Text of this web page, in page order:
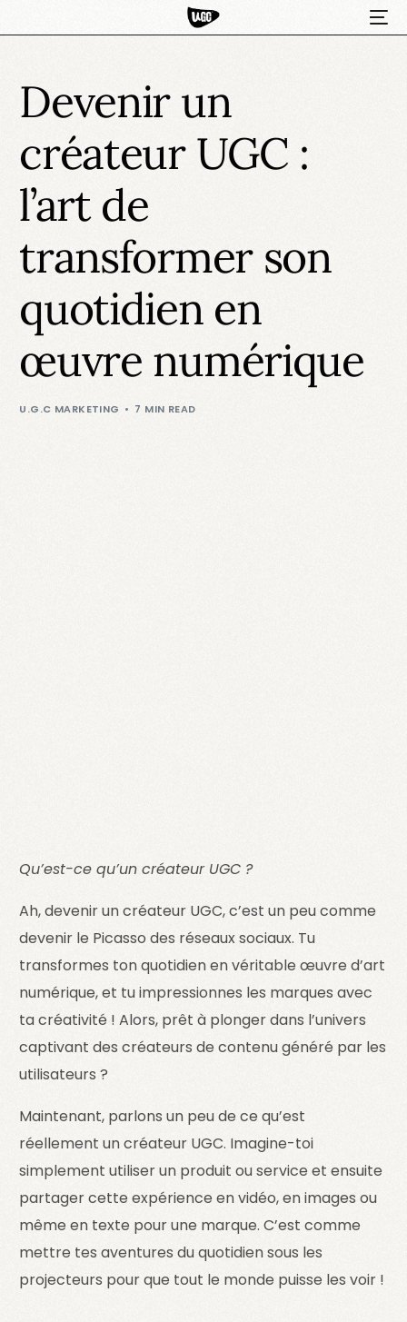
Devenir un
créateur UGC :
l’art de
transformer son
quotidien en
œuvre numérique
U.G.C MARKETING 7 MIN READ
Qu’est-ce qu’un créateur UGC ?
Ah, devenir un créateur UGC, c’est un peu comme
devenir le Picasso des réseaux sociaux. Tu
transformes ton quotidien en véritable œuvre d’art
numérique, et tu impressionnes les marques avec
ta créativité ! Alors, prêt à plonger dans l’univers
captivant des créateurs de contenu généré par les
utilisateurs ?
Maintenant, parlons un peu de ce qu’est
réellement un créateur UGC. Imagine-toi
simplement utiliser un produit ou service et ensuite
partager cette expérience en vidéo, en images ou
même en texte pour une marque. C’est comme
mettre tes aventures du quotidien sous les
projecteurs pour que tout le monde puisse les voir !
HOT